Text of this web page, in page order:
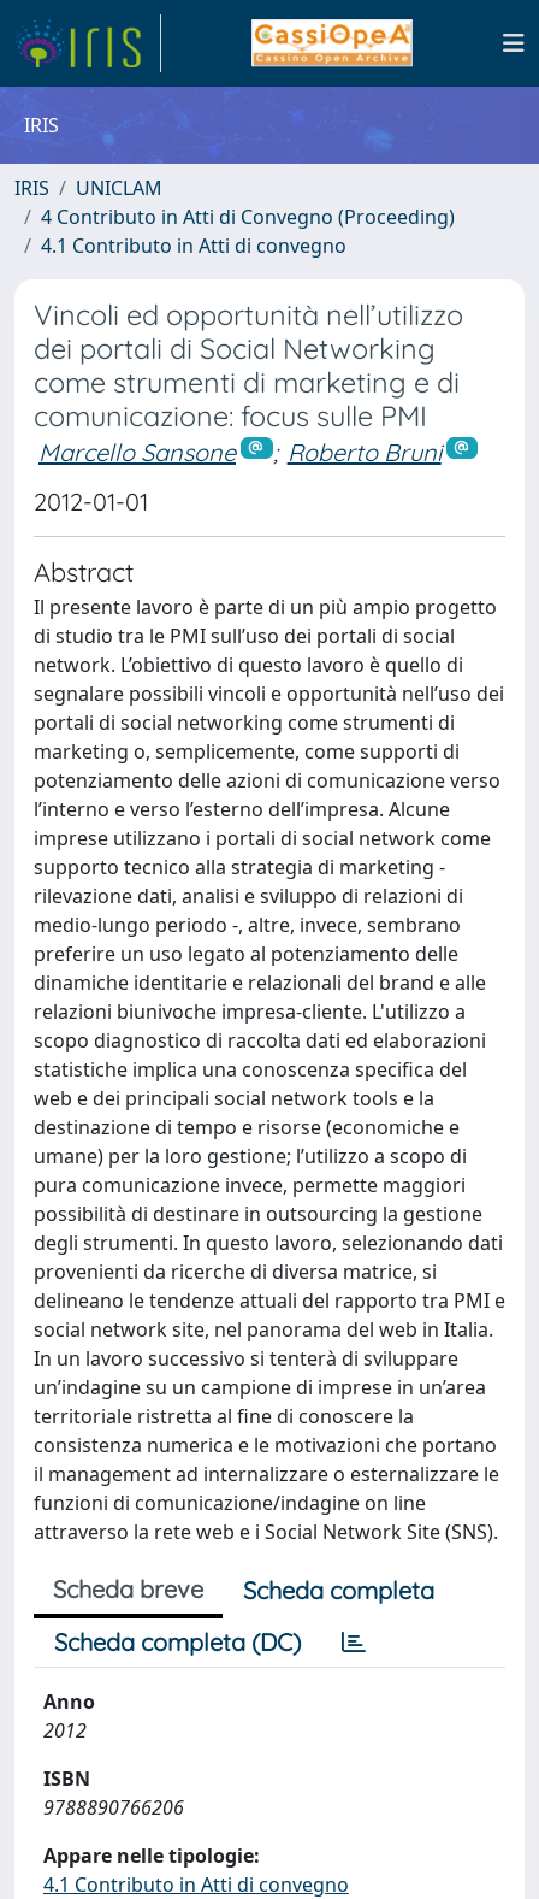
IRIS
IRIS
UNICLAM
4 Contributo in Atti di Convegno (Proceeding)
4.1 Contributo in Atti di convegno
Vincoli ed opportunità nell’utilizzo
dei portali di Social Networking
come strumenti di marketing e di
comunicazione: focus sulle PMI
Marcello Sansone ; Roberto Bruni
2012-01-01
Abstract
Il presente lavoro è parte di un più ampio progetto
di studio tra le PMI sull’uso dei portali di social
network. L’obiettivo di questo lavoro è quello di
segnalare possibili vincoli e opportunità nell’uso dei
portali di social networking come strumenti di
marketing o, semplicemente, come supporti di
potenziamento delle azioni di comunicazione verso
l’interno e verso l’esterno dell’impresa. Alcune
imprese utilizzano i portali di social network come
supporto tecnico alla strategia di marketing -
rilevazione dati, analisi e sviluppo di relazioni di
medio-lungo periodo -, altre, invece, sembrano
preferire un uso legato al potenziamento delle
dinamiche identitarie e relazionali del brand e alle
relazioni biunivoche impresa-cliente. L'utilizzo a
scopo diagnostico di raccolta dati ed elaborazioni
statistiche implica una conoscenza specifica del
web e dei principali social network tools e la
destinazione di tempo e risorse (economiche e
umane) per la loro gestione; l’utilizzo a scopo di
pura comunicazione invece, permette maggiori
possibilità di destinare in outsourcing la gestione
degli strumenti. In questo lavoro, selezionando dati
provenienti da ricerche di diversa matrice, si
delineano le tendenze attuali del rapporto tra PMI e
social network site, nel panorama del web in Italia.
In un lavoro successivo si tenterà di sviluppare
un’indagine su un campione di imprese in un’area
territoriale ristretta al fine di conoscere la
consistenza numerica e le motivazioni che portano
il management ad internalizzare o esternalizzare le
funzioni di comunicazione/indagine on line
attraverso la rete web e i Social Network Site (SNS).
Scheda breve
Scheda completa
Scheda completa (DC)
Anno
2012
ISBN
9788890766206
Appare nelle tipologie:
4.1 Contributo in Atti di convegno